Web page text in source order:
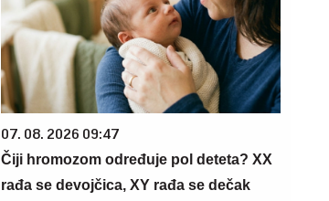
07. 08. 2026 09:47
Čiji hromozom određuje pol deteta? XX
rađa se devojčica, XY rađa se dečak